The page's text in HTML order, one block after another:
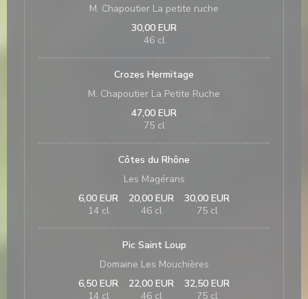
M. Chapoutier La petite ruche
30,00 EUR
46 cl
Crozes Hermitage
M. Chapoutier La Petite Ruche
47,00 EUR
75 cl
Côtes du Rhône
Les Magérans
6,00 EUR
14 cl
20,00 EUR
46 cl
30,00 EUR
75 cl
Pic Saint Loup
Domaine Les Mouchières
6,50 EUR
14 cl
22,00 EUR
46 cl
32,50 EUR
75 cl